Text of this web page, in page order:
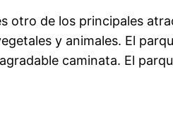
otro de los principales
y animales. El
caminata. El